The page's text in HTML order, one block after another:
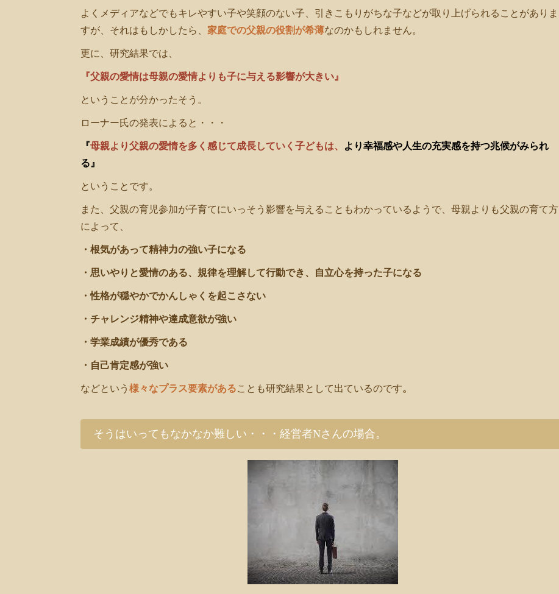
よくメディアなどでもキレやすい子や笑顔のない子、引きこもりがちな子などが取り上げられることがありま
すが、それはもしかしたら、 家庭での父親の役割が希薄なのかもしれません。
更に、研究結果では、
『父親の愛情は母親の愛情よりも子に与える影響が大きい』
ということが分かったそう。
ローナー氏の発表によると・・・
『母親より父親の愛情を多く感じて成長していく子どもは、
より幸福感や人生の充実感を持つ兆候がみられ
る』
ということです。
また、父親の育児参加が子育てにいっそう影響を与えることもわかっているようで、母親よりも父親の育て方
によって、
・根気があって精神力の強い子になる
・思いやりと愛情のある、規律を理解して行動でき、自立心を持った子になる
・性格が穏やかでかんしゃくを起こさない
・チャレンジ精神や達成意欲が強い
・学業成績が優秀である
・自己肯定感が強い
などという 様々なプラス要素があることも研究結果として出ているのです。
そうはいってもなかなか難しい・・・経営者Nさんの場合。